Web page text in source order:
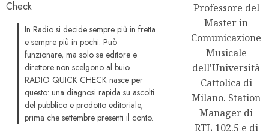
In Radio si decide sempre più in fretta
e sempre più in pochi. Può
funzionare, ma solo se editore e
direttore non scelgono al buio.
RADIO QUICK CHECK nasce per
questo: una diagnosi rapida su ascolti
del pubblico e prodotto editoriale,
prima che settembre presenti il conto.
Professore del
Master in
Comunicazione
Musicale
dell'Università
Cattolica di
Milano. Station
Manager di
RTL 102.5 e di